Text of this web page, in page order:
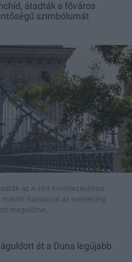
átadták a főváros
szimbólumát
az A-Híd kivitelezésében
hónappal az eredetileg
megelőzve.
át a Duna legújabb